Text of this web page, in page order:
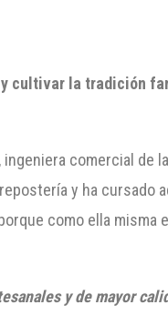
cultivar la tradición
comercial de
y ha cursado
como ella
y de mayor